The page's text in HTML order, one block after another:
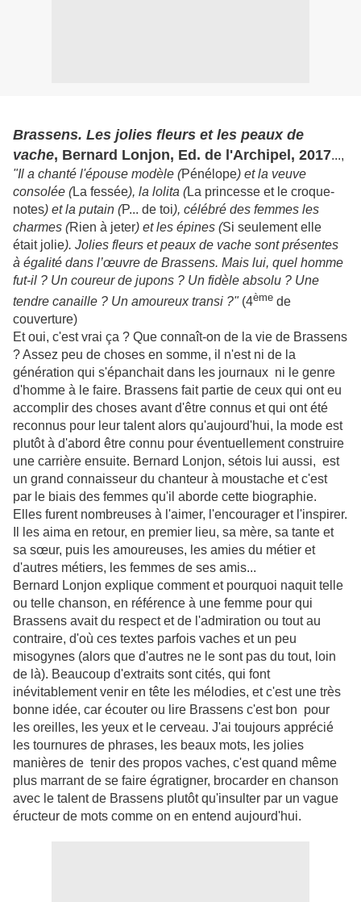
Brassens. Les jolies fleurs et les peaux de
vache, Bernard Lonjon, Ed. de l'Archipel, 2017...,
"Il a chanté l'épouse modèle (Pénélope) et la veuve
consolée (La fessée), la lolita (La princesse et le croque-
notes) et la putain (P... de toi), célébré des femmes les
charmes (Rien à jeter) et les épines (Si seulement elle
était jolie). Jolies fleurs et peaux de vache sont présentes
à égalité dans l’œuvre de Brassens. Mais lui, quel homme
fut-il ? Un coureur de jupons ? Un fidèle absolu ? Une
tendre canaille ? Un amoureux transi ?" (4ème de
couverture)
Et oui, c'est vrai ça ? Que connaît-on de la vie de Brassens
? Assez peu de choses en somme, il n'est ni de la
génération qui s'épanchait dans les journaux ni le genre
d'homme à le faire. Brassens fait partie de ceux qui ont eu
accomplir des choses avant d'être connus et qui ont été
reconnus pour leur talent alors qu'aujourd'hui, la mode est
plutôt à d'abord être connu pour éventuellement construire
une carrière ensuite. Bernard Lonjon, sétois lui aussi, est
un grand connaisseur du chanteur à moustache et c'est
par le biais des femmes qu'il aborde cette biographie.
Elles furent nombreuses à l'aimer, l'encourager et l'inspirer.
Il les aima en retour, en premier lieu, sa mère, sa tante et
sa sœur, puis les amoureuses, les amies du métier et
d'autres métiers, les femmes de ses amis...
Bernard Lonjon explique comment et pourquoi naquit telle
ou telle chanson, en référence à une femme pour qui
Brassens avait du respect et de l'admiration ou tout au
contraire, d'où ces textes parfois vaches et un peu
misogynes (alors que d'autres ne le sont pas du tout, loin
de là). Beaucoup d'extraits sont cités, qui font
inévitablement venir en tête les mélodies, et c'est une très
bonne idée, car écouter ou lire Brassens c'est bon pour
les oreilles, les yeux et le cerveau. J'ai toujours apprécié
les tournures de phrases, les beaux mots, les jolies
manières de tenir des propos vaches, c'est quand même
plus marrant de se faire égratigner, brocarder en chanson
avec le talent de Brassens plutôt qu'insulter par un vague
éructeur de mots comme on en entend aujourd'hui.